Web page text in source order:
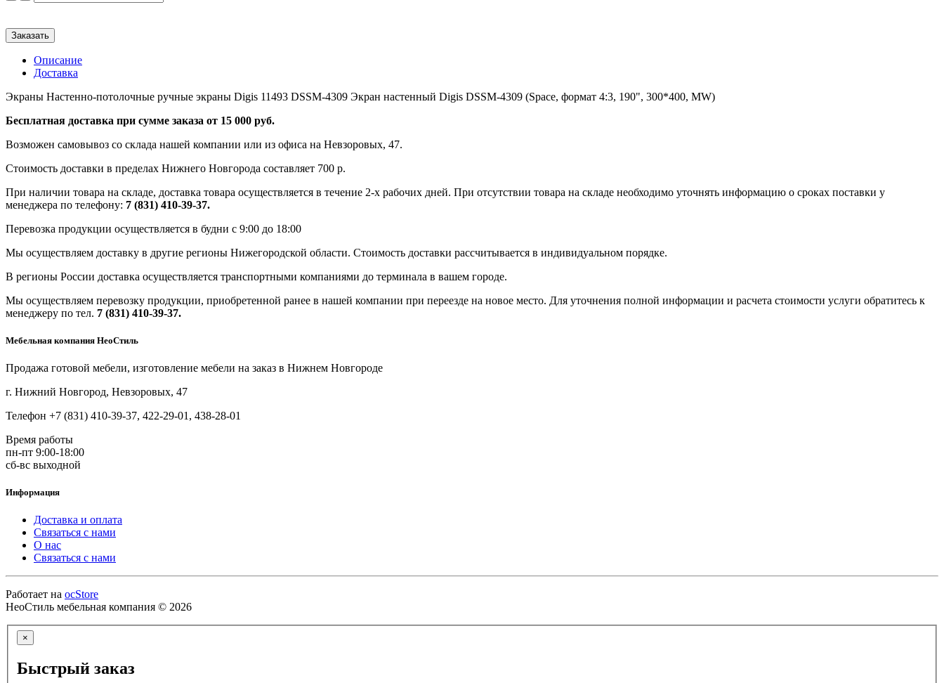
Заказать
Описание
Доставка
Экраны Настенно-потолочные ручные экраны Digis 11493 DSSM-4309 Экран настенный Digis DSSM-4309 (Space, формат 4:3, 190", 300*400, MW)
Бесплатная доставка при сумме заказа от 15 000 руб.
Возможен самовывоз со склада нашей компании или из офиса на Невзоровых, 47.
Стоимость доставки в пределах Нижнего Новгорода составляет 700 р.
При наличии товара на складе, доставка товара осуществляется в течение 2-х рабочих дней. При отсутствии товара на складе необходимо уточнять информацию о сроках поставки у
менеджера по телефону: 7 (831) 410-39-37.
Перевозка продукции осуществляется в будни с 9:00 до 18:00
Мы осуществляем доставку в другие регионы Нижегородской области. Стоимость доставки рассчитывается в индивидуальном порядке.
В регионы России доставка осуществляется транспортными компаниями до терминала в вашем городе.
Мы осуществляем перевозку продукции, приобретенной ранее в нашей компании при переезде на новое место. Для уточнения полной информации и расчета стоимости услуги обратитесь к
менеджеру по тел. 7 (831) 410-39-37.
Мебельная компания НеоСтиль
Продажа готовой мебели, изготовление мебели на заказ в Нижнем Новгороде
г. Нижний Новгород, Невзоровых, 47
Телефон +7 (831) 410-39-37, 422-29-01, 438-28-01
Время работы
пн-пт 9:00-18:00
сб-вс выходной
Информация
Доставка и оплата
Связаться с нами
О нас
Связаться с нами
Работает на ocStore
НеоСтиль мебельная компания © 2026
×
Быстрый заказ